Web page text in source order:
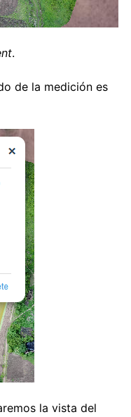
.
de la medición es
la vista del